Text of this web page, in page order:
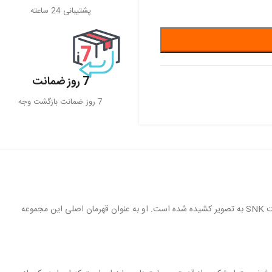
پشتیبانی 24 ساعته
7 روز ضمانت
7 روز ضمانت بازگشت وجه
تِری باگِر (Terry Bogard) یکی از شخصیت‌های محبوب و برجسته در دنیای بازی‌های ویدئویی و انیمه است که در سری بازی‌های معروف “Fatal Fury” ساخته شرکت SNK به تصویر کشیده شده است. او به عنوان قهرمان اصلی این مجموعه